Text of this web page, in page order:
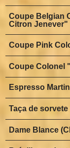
Coupe Belgian
Citron Jenever"
Coupe Pink
Coupe Colonel
Espresso
Taça de
Dame Blance